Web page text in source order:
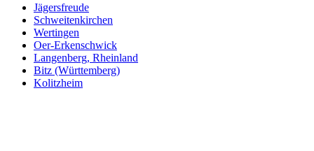
Jägersfreude
Schweitenkirchen
Wertingen
Oer-Erkenschwick
Langenberg, Rheinland
Bitz (Württemberg)
Kolitzheim